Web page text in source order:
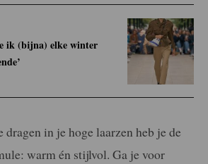
ik (bijna) elke winter
in je hoge laarzen heb je de
warm én stijlvol. Ga je voor